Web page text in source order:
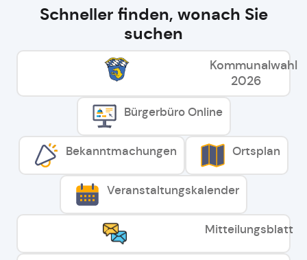
Schneller finden, wonach Sie
suchen
Kommunalwahl
2026
Bürgerbüro Online
Bekanntmachungen Ortsplan
Veranstaltungskalender
Mitteilungsblatt